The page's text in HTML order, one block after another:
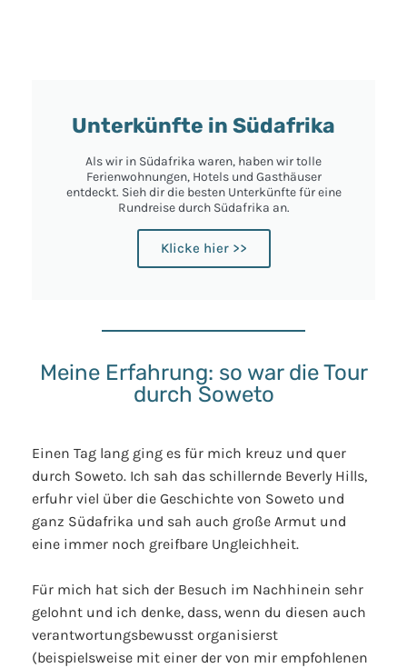
Unterkünfte in Südafrika
Als wir in Südafrika waren, haben wir tolle
Ferienwohnungen, Hotels und Gasthäuser
entdeckt. Sieh dir die besten Unterkünfte für eine
Rundreise durch Südafrika an.
Klicke hier >>
Meine Erfahrung: so war die Tour
durch Soweto
Einen Tag lang ging es für mich kreuz und quer
durch Soweto. Ich sah das schillernde Beverly Hills,
erfuhr viel über die Geschichte von Soweto und
ganz Südafrika und sah auch große Armut und
eine immer noch greifbare Ungleichheit.
Für mich hat sich der Besuch im Nachhinein sehr
gelohnt und ich denke, dass, wenn du diesen auch
verantwortungsbewusst organisierst
(beispielsweise mit einer der von mir empfohlenen